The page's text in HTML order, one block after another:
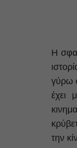
Η
γύρω
έχει
την